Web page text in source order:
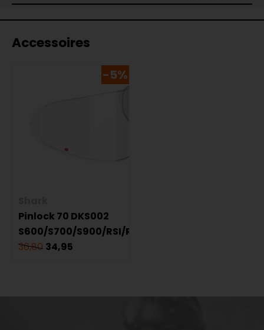
Accessoires
-5%
Pinlock 70 DKS002
S600/S700/S900/RSI/Ridill
36,80 34,95